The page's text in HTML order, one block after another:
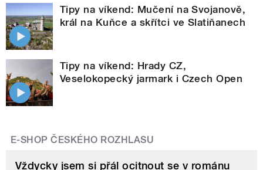
Tipy na víkend: Mučení na Svojanově,
král na Kuňce a skřítci ve Slatiňanech
Tipy na víkend: Hrady CZ,
Veselokopecký jarmark i Czech Open
E-SHOP ČESKÉHO ROZHLASU
Vždycky jsem si přál ocitnout se v románu